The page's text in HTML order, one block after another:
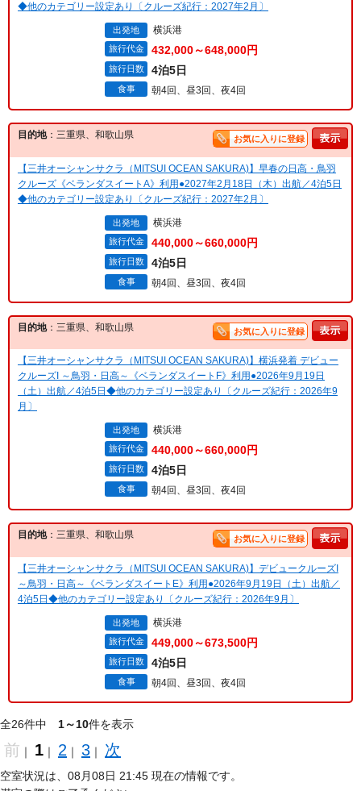
◆他のカテゴリー設定あり〔クルーズ紀行：2027年2月〕
出発地 横浜港
旅行代金 432,000～648,000円
旅行日数 4泊5日
食事 朝4回、昼3回、夜4回
目的地：三重県、和歌山県 お気に入りに登録
【三井オーシャンサクラ（MITSUI OCEAN SAKURA)】早春の日高・鳥羽
クルーズ《ベランダスイートA》利用●2027年2月18日（木）出航／4泊5日
◆他のカテゴリー設定あり〔クルーズ紀行：2027年2月〕
出発地 横浜港
旅行代金 440,000～660,000円
旅行日数 4泊5日
食事 朝4回、昼3回、夜4回
目的地：三重県、和歌山県 お気に入りに登録
【三井オーシャンサクラ（MITSUI OCEAN SAKURA)】横浜発着 デビュー
クルーズI ～鳥羽・日高～《ベランダスイートF》利用●2026年9月19日
（土）出航／4泊5日◆他のカテゴリー設定あり〔クルーズ紀行：2026年9
月〕
出発地 横浜港
旅行代金 440,000～660,000円
旅行日数 4泊5日
食事 朝4回、昼3回、夜4回
目的地：三重県、和歌山県 お気に入りに登録
【三井オーシャンサクラ（MITSUI OCEAN SAKURA)】デビュークルーズI
～鳥羽・日高～《ベランダスイートE》利用●2026年9月19日（土）出航／
4泊5日◆他のカテゴリー設定あり〔クルーズ紀行：2026年9月〕
出発地 横浜港
旅行代金 449,000～673,500円
旅行日数 4泊5日
食事 朝4回、昼3回、夜4回
全26件中 1～10件を表示
前 ｜ 1 ｜ 2 ｜ 3 ｜ 次
空室状況は、08月08日 21:45 現在の情報です。